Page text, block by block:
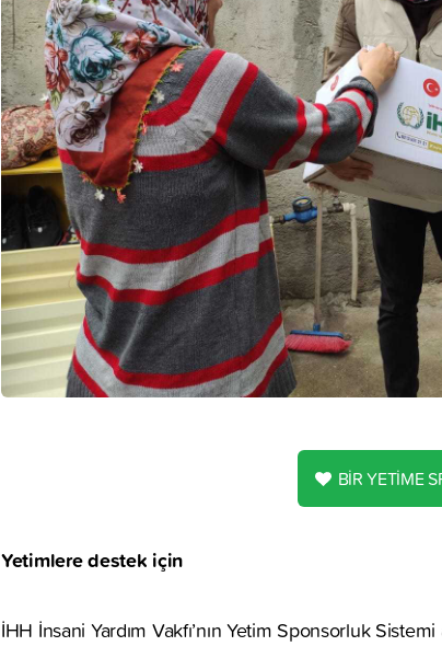
BİR YETİME
Yetimlere destek için
İHH İnsani Yardım Vakfı’nın Yetim Sponsorluk